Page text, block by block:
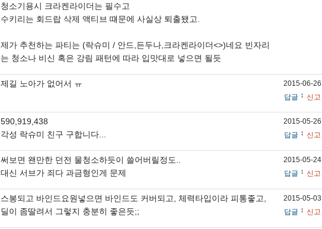
청소기용시 크라켄라이더는 필수고
수키리는 회드랍 삭제 액티브 떄문에 사실상 퇴출됐고.
제가 추천하는 파티는 (락슈미 / 안드,든두나,크라켄라이더<>)네요 빈자리
는 청소나 비신 혹은 강림 패턴에 따라 입맛대로 넣으면 될듯
제길 노아가 없어서 ㅠ
2015-06-26
답글
신고
590,919,438
각성 락슈미 친구 구합니다...
2015-05-26
답글
신고
써보면 왠만한 던전 물청소하듯이 쓸어버릴정도..
대신 서브가 죄다 과금형인게 문제
2015-05-24
답글
신고
스봉되고 바인드요원넣으면 바인드도 커버되고, 체력타입이라 피통좋고,
딜이 좀딸려서 그렇지 충분히 좋은듯;;
2015-05-03
답글
신고